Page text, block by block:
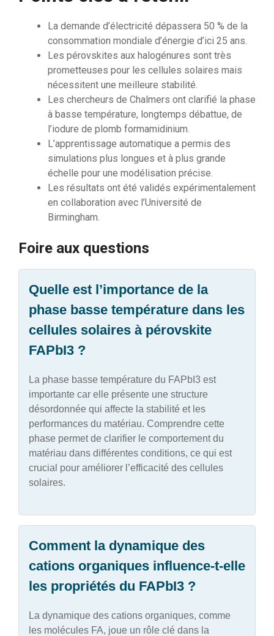
La demande d’électricité dépassera 50 % de la
consommation mondiale d’énergie d’ici 25 ans.
Les pérovskites aux halogénures sont très
prometteuses pour les cellules solaires mais
nécessitent une meilleure stabilité.
Les chercheurs de Chalmers ont clarifié la phase
à basse température, longtemps débattue, de
l’iodure de plomb formamidinium.
L’apprentissage automatique a permis des
simulations plus longues et à plus grande
échelle pour une modélisation précise.
Les résultats ont été validés expérimentalement
en collaboration avec l’Université de
Birmingham.
Foire aux questions
Quelle est l’importance de la
phase basse température dans les
cellules solaires à pérovskite
FAPbI3 ?
La phase basse température du FAPbI3 est
importante car elle présente une structure
désordonnée qui affecte la stabilité et les
performances du matériau. Comprendre cette
phase permet de clarifier le comportement du
matériau dans différentes conditions, ce qui est
crucial pour améliorer l’efficacité des cellules
solaires.
Comment la dynamique des
cations organiques influence-t-elle
les propriétés du FAPbI3 ?
La dynamique des cations organiques, comme
les molécules FA, joue un rôle clé dans la